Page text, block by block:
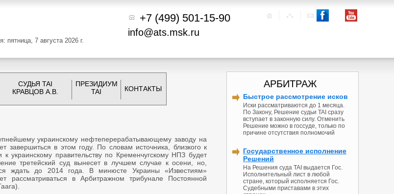
+7 (499) 501-15-90
info@ats.msk.ru
пятница, 7 августа 2026 г.
СУДЬЯ TAI
КРАВЦОВ А.В.
ПРЕЗИДИУМ
TAI
КОНТАКТЫ АРБИТРАЖ
Быстрое рассмотрение исков
Иски рассматриваются до 1 месяца.
По Закону, Решение судьи TAI сразу
вступает в законную силу. Отменить
Решение можно в госсуде, только по
причине отсутствия полномочий
Государственное исполнение
Решений
На Решения суда TAI выдается Гос.
Исполнительный лист в любой
стране, который исполняется Гос.
Судебными приставами в этих
украинскому нефтеперерабатывающему заводу на
завершиться в этом году. По словам источника, близкого к
украинскому правительству по Кременчугскому НПЗ будет
третейский суд вынесет в лучшем случае к осени, но,
ждать до 2014 года. В минюсте Украины «Известиям»
рассматриваться в Арбитражном трибунале Постоянной